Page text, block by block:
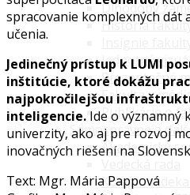
Dlhodobý
História
Jednotný
Prezentačné
Fakulta v
Publikácie o
Samosprávne a
Akademický
Kolégium
spracovanie komplexných
učenia.
Jedinečný prístup k LUMI
inštitúcie, ktoré dokážu
najpokročilejšou
inteligencie. Ide o významný
univerzity, ako aj pre rozvoj
inovačných riešení na
Text: Mgr. Mária Pappová